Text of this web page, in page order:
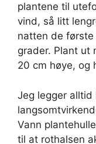
plantene til
vind, så litt
natten de
grader. Plant ut
20 cm høye, og
Jeg legger
Vann
til at rothalsen